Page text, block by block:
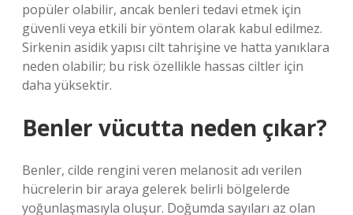
popüler olabilir, ancak benleri tedavi etmek için
güvenli veya etkili bir yöntem olarak kabul edilmez.
Sirkenin asidik yapısı cilt tahrişine ve hatta yanıklara
neden olabilir; bu risk özellikle hassas ciltler için
daha yüksektir.
Benler vücutta neden çıkar?
Benler, cilde rengini veren melanosit adı verilen
hücrelerin bir araya gelerek belirli bölgelerde
yoğunlaşmasıyla oluşur. Doğumda sayıları az olan